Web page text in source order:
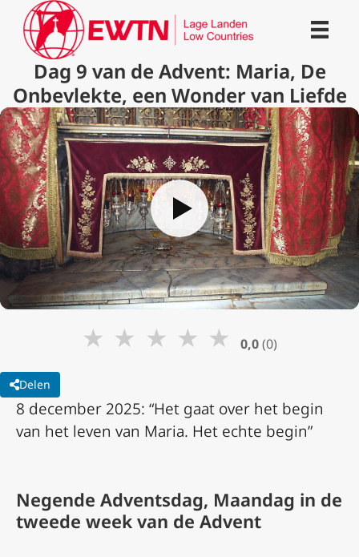
Dag 9 van de Advent: Maria, De
Onbevlekte, een Wonder van Liefde
★ ★ ★ ★ ★ 0,0(0)
Delen
8 december 2025: “Het gaat over het begin
van het leven van Maria. Het echte begin”
Negende Adventsdag, Maandag in de
tweede week van de Advent